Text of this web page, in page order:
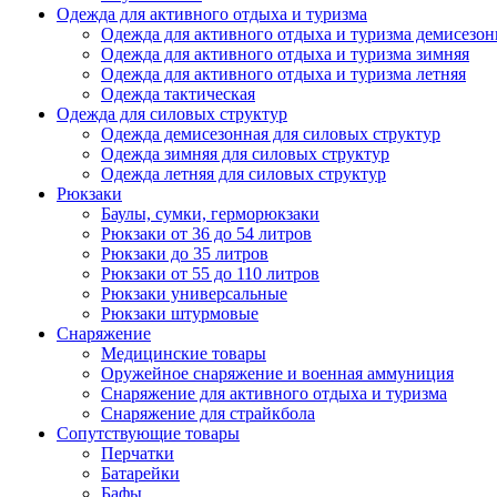
Одежда для активного отдыха и туризма
Одежда для активного отдыха и туризма
Одежда для активного отдыха и туризма зимняя
Одежда для активного отдыха и туризма летняя
Одежда тактическая
Одежда для силовых структур
Одежда демисезонная для силовых структур
Одежда зимняя для силовых структур
Одежда летняя для силовых структур
Рюкзаки
Баулы, сумки, герморюкзаки
Рюкзаки от 36 до 54 литров
Рюкзаки до 35 литров
Рюкзаки от 55 до 110 литров
Рюкзаки универсальные
Рюкзаки штурмовые
Снаряжение
Медицинские товары
Оружейное снаряжение и военная аммуниция
Снаряжение для активного отдыха и туризма
Снаряжение для страйкбола
Сопутствующие товары
Перчатки
Батарейки
Бафы